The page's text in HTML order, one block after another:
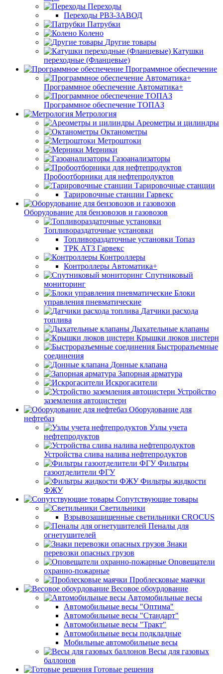
Переходы
Переходы РВЗ-ЗАВОД
Патрубки
Колено
Другие товары
Катушки
переходные (Фланцевые)
Программное обеспечение
Программное обеспечение Автоматика+
Программное обеспечение ТОПАЗ
Метрология
Ареометры и цилиндры
Октанометры
Метроштоки
Мерники
Газоанализаторы
Пробоотборники для нефтепродуктов
Тарировочные станции
Тарировочные станции Гарвекс
Оборудование для бензовозов и газовозов
Топливораздаточные установки
Топливораздаточные установки Топаз
ТРК АТЗ Гарвекс
Контроллеры
Контроллеры Автоматика+
Спутниковый
мониторинг
Блоки
управления пневматические
Датчики расхода
топлива
Дыхательные клапаны
Крышки люков цистерн
Быстроразъемные
соединения
Донные клапана
Запорная арматура
Искрогасители
Устройство
заземления автоцистерн
Оборудование для
нефтебаз
Узлы учета
нефтепродуктов
Устройства слива налива нефтепродуктов
Фильтры
газоотделители ФГУ
Фильтры жидкости
ФЖУ
Сопутствующие товары
Светильники
Взрывозащищенные светильники CROCUS
Пеналы для
огнетушителей
Знаки
перевозки опасных грузов
Оповещатели
охранно-пожарные
Проблесковые маячки
Весовое обоурдование
Автомобильные весы
Автомобильные весы "Оптима"
Автомобильные весы "Стандарт"
Автомобильные весы "Тракт"
Автомобильные весы подкладные
Мобильные автомобильные весы
Весы для газовых
баллонов
Готовые решения